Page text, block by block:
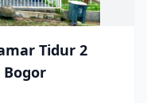
Tidur 2